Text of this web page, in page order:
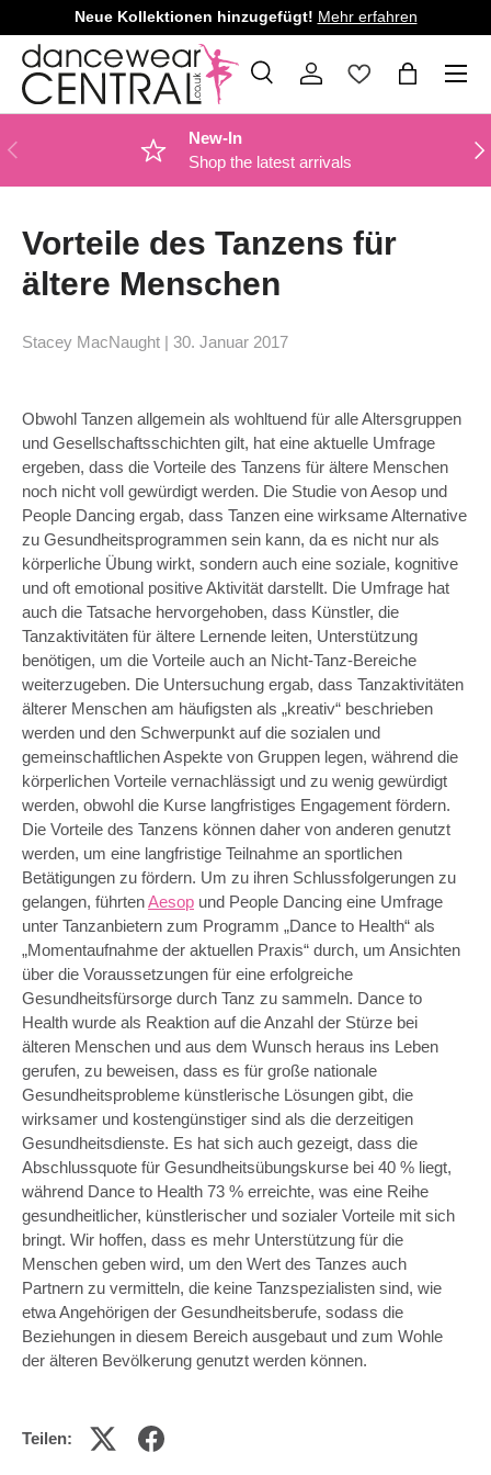
DIREKT ZUM INHALT
Neue Kollektionen hinzugefügt! Mehr erfahren
Suchen
Art
SucheEinloggen
VORHERIGE
New-In
Shop the latest arrivals
Vorteile des Tanzens für
ältere Menschen
Stacey MacNaught | 30. Januar 2017
Obwohl Tanzen allgemein als wohltuend für alle Altersgruppen
und Gesellschaftsschichten gilt, hat eine aktuelle Umfrage
ergeben, dass die Vorteile des Tanzens für ältere Menschen
noch nicht voll gewürdigt werden. Die Studie von Aesop und
People Dancing ergab, dass Tanzen eine wirksame Alternative
zu Gesundheitsprogrammen sein kann, da es nicht nur als
körperliche Übung wirkt, sondern auch eine soziale, kognitive
und oft emotional positive Aktivität darstellt. Die Umfrage hat
auch die Tatsache hervorgehoben, dass Künstler, die
Tanzaktivitäten für ältere Lernende leiten, Unterstützung
benötigen, um die Vorteile auch an Nicht-Tanz-Bereiche
weiterzugeben. Die Untersuchung ergab, dass Tanzaktivitäten
älterer Menschen am häufigsten als „kreativ“ beschrieben
werden und den Schwerpunkt auf die sozialen und
gemeinschaftlichen Aspekte von Gruppen legen, während die
körperlichen Vorteile vernachlässigt und zu wenig gewürdigt
werden, obwohl die Kurse langfristiges Engagement fördern.
Die Vorteile des Tanzens können daher von anderen genutzt
werden, um eine langfristige Teilnahme an sportlichen
Betätigungen zu fördern. Um zu ihren Schlussfolgerungen zu
gelangen, führtenAesop und People Dancing eine Umfrage
unter Tanzanbietern zum Programm „Dance to Health“ als
„Momentaufnahme der aktuellen Praxis“ durch, um Ansichten
über die Voraussetzungen für eine erfolgreiche
Gesundheitsfürsorge durch Tanz zu sammeln. Dance to
Health wurde als Reaktion auf die Anzahl der Stürze bei
älteren Menschen und aus dem Wunsch heraus ins Leben
gerufen, zu beweisen, dass es für große nationale
Gesundheitsprobleme künstlerische Lösungen gibt, die
wirksamer und kostengünstiger sind als die derzeitigen
Gesundheitsdienste. Es hat sich auch gezeigt, dass die
Abschlussquote für Gesundheitsübungskurse bei 40 % liegt,
während Dance to Health 73 % erreichte, was eine Reihe
gesundheitlicher, künstlerischer und sozialer Vorteile mit sich
bringt. Wir hoffen, dass es mehr Unterstützung für die
Menschen geben wird, um den Wert des Tanzes auch
Partnern zu vermitteln, die keine Tanzspezialisten sind, wie
etwa Angehörigen der Gesundheitsberufe, sodass die
Beziehungen in diesem Bereich ausgebaut und zum Wohle
der älteren Bevölkerung genutzt werden können.
Teilen: